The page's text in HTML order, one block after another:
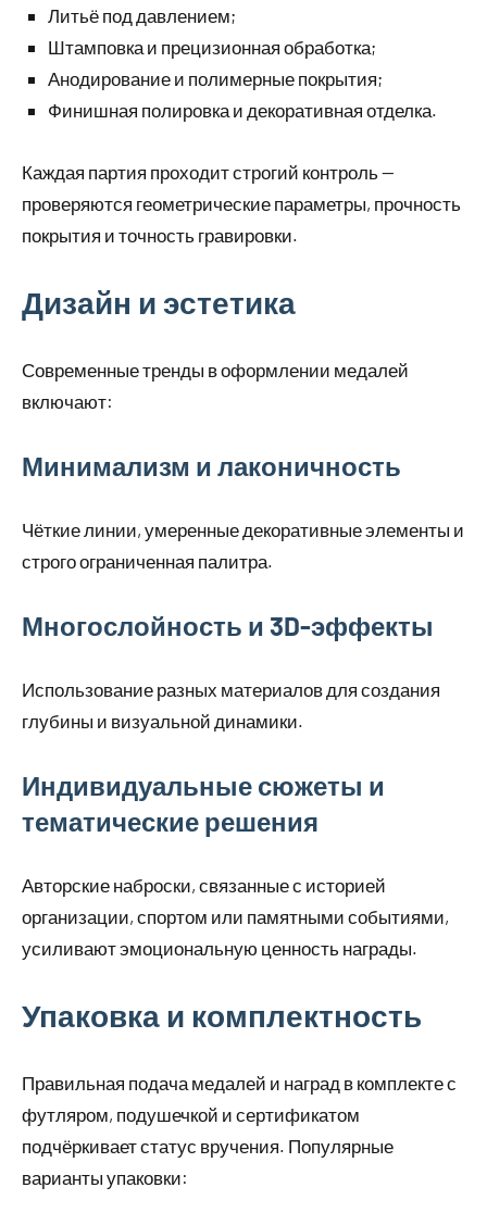
Литьё под давлением;
Штамповка и прецизионная обработка;
Анодирование и полимерные покрытия;
Финишная полировка и декоративная отделка.
Каждая партия проходит строгий контроль —
проверяются геометрические параметры, прочность
покрытия и точность гравировки.
Дизайн и эстетика
Современные тренды в оформлении медалей
включают:
Минимализм и лаконичность
Чёткие линии, умеренные декоративные элементы и
строго ограниченная палитра.
Многослойность и 3D-эффекты
Использование разных материалов для создания
глубины и визуальной динамики.
Индивидуальные сюжеты и
тематические решения
Авторские наброски, связанные с историей
организации, спортом или памятными событиями,
усиливают эмоциональную ценность награды.
Упаковка и комплектность
Правильная подача медалей и наград в комплекте с
футляром, подушечкой и сертификатом
подчёркивает статус вручения. Популярные
варианты упаковки: